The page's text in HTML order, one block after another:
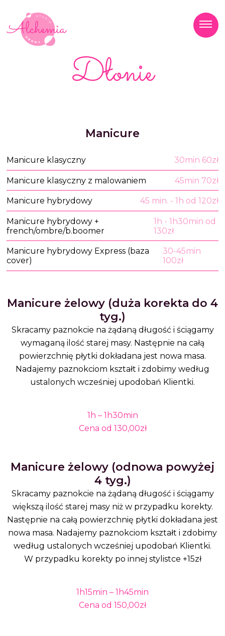
Dłonie
Manicure
Manicure klasyczny 30min 60zł
Manicure klasyczny z malowaniem 45min 70zł
Manicure hybrydowy 45 min. - 1h od 120zł
Manicure hybrydowy +
french/ombre/b.boomer
1h - 1h30min od
130zł
Manicure hybrydowy Express (baza
cover)
30-45min
100zł
Manicure żelowy (duża korekta do 4
tyg.)
Skracamy paznokcie na żądaną długość i ściągamy
wymaganą ilość starej masy. Następnie na całą
powierzchnię płytki dokładana jest nowa masa.
Nadajemy paznokciom kształt i zdobimy według
ustalonych wcześniej upodobań Klientki.
1h – 1h30min
Cena od 130,00zł
Manicure żelowy (odnowa powyżej
4 tyg.)
Skracamy paznokcie na żądaną długość i ściągamy
większą ilość starej masy niż w przypadku korekty.
Następnie na całą powierzchnię płytki dokładana jest
nowa masa. Nadajemy paznokciom kształt i zdobimy
według ustalonych wcześniej upodobań Klientki.
W przypadku korekty po innej stylistce +15zł
1h15min – 1h45min
Cena od 150,00zł